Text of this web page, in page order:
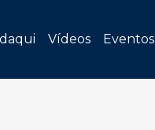
Vídeos Eventos